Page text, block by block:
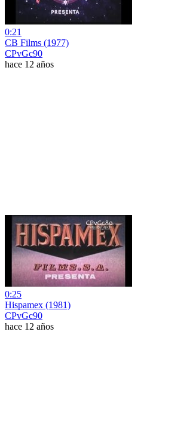
0:21
CB Films (1977)
CPvGc90
hace 12 años
0:25
Hispamex (1981)
CPvGc90
hace 12 años